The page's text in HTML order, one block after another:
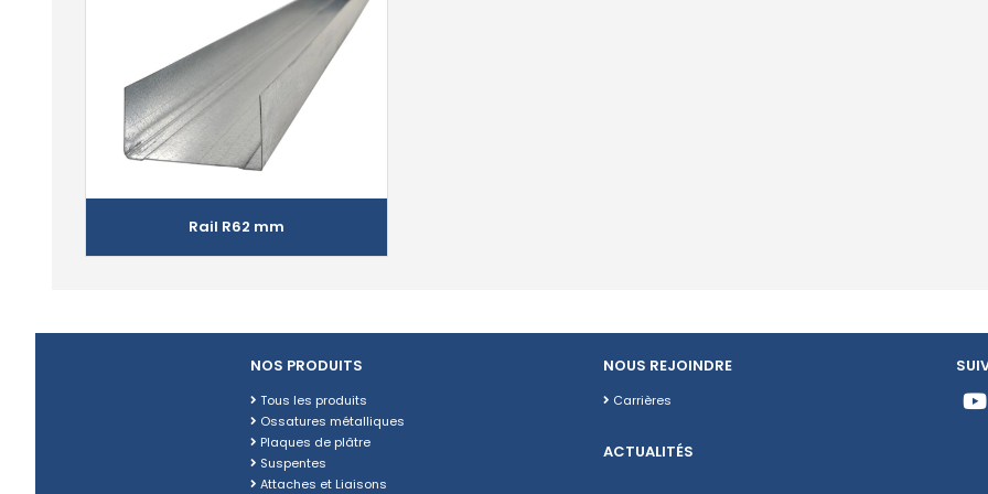
Rail R62 mm
NOS PRODUITS
Tous les produits
Ossatures métalliques
Plaques de plâtre
Suspentes
Attaches et Liaisons
NOUS REJOINDRE
Carrières
ACTUALITÉS